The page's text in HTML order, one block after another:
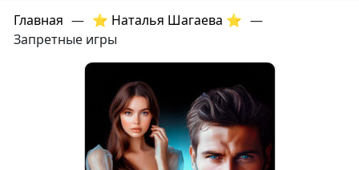
Главная — ⭐ Наталья Шагаева ⭐ —
Запретные игры